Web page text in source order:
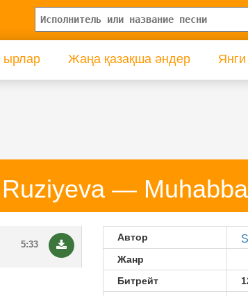
ырлар Жаңа қазақша әндер
—
5:33
Автор
Жанр
Битрейт